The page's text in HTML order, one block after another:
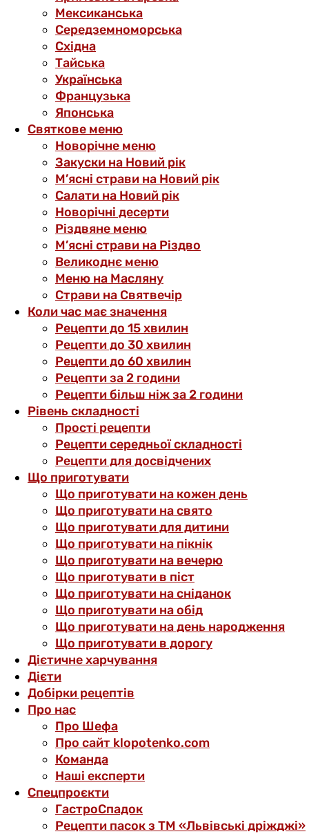
Мексиканська
Середземноморська
Східна
Тайська
Українська
Французька
Японська
Святкове меню
Новорічне меню
Закуски на Новий рік
М’ясні страви на Новий рік
Салати на Новий рік
Новорічні десерти
Різдвяне меню
М’ясні страви на Різдво
Великоднє меню
Меню на Масляну
Страви на Святвечір
Коли час має значення
Рецепти до 15 хвилин
Рецепти до 30 хвилин
Рецепти до 60 хвилин
Рецепти за 2 години
Рецепти більш ніж за 2 години
Рівень складності
Прості рецепти
Рецепти середньої складності
Рецепти для досвідчених
Що приготувати
Що приготувати на кожен день
Що приготувати на свято
Що приготувати для дитини
Що приготувати на пікнік
Що приготувати на вечерю
Що приготувати в піст
Що приготувати на сніданок
Що приготувати на обід
Що приготувати на день народження
Що приготувати в дорогу
Дієтичне харчування
Дієти
Добірки рецептів
Про нас
Про Шефа
Про сайт klopotenko.com
Команда
Наші експерти
Спецпроєкти
ГастроСпадок
Рецепти пасок з ТМ «Львівські дріжджі»